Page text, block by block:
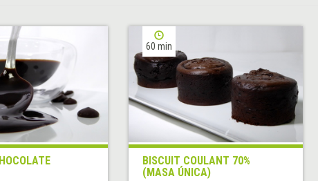
60 min
BISCUIT COULANT 70%
(MASA ÚNICA)